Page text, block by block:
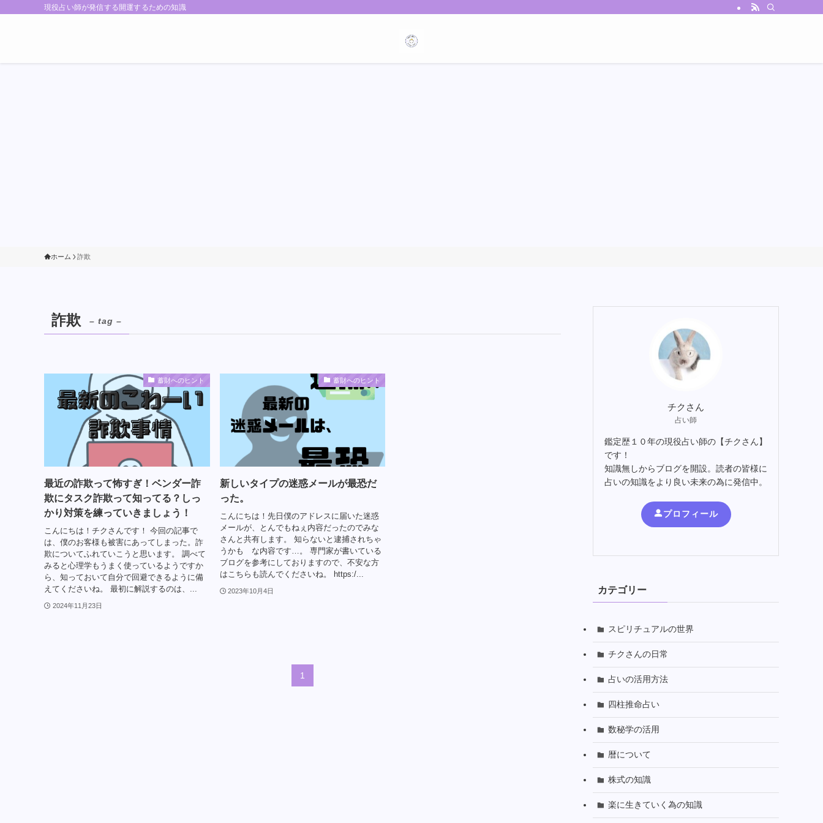
現役占い師が発信する開運するための知識
ホーム 詐欺
詐欺 – tag –
蓄財へのヒント
最近の詐欺って怖すぎ！ベンダー詐
欺にタスク詐欺って知ってる？しっ
かり対策を練っていきましょう！
こんにちは！チクさんです！ 今回の記事で
は、僕のお客様も被害にあってしまった。詐
欺についてふれていこうと思います。 調べて
みると心理学もうまく使っているようですか
ら、知っておいて自分で回避できるように備
えてくださいね。 最初に解説するのは、...
2024年11月23日
蓄財へのヒント
新しいタイプの迷惑メールが最恐だ
った。
こんにちは！先日僕のアドレスに届いた迷惑
メールが、とんでもねぇ内容だったのでみな
さんと共有します。 知らないと逮捕されちゃ
うかも な内容です…。 専門家が書いている
ブログを参考にしておりますので、不安な方
はこちらも読んでくださいね。 https:/...
2023年10月4日
1
チクさん
占い師
鑑定歴１０年の現役占い師の【チクさん】
です！
知識無しからブログを開設。読者の皆様に
占いの知識をより良い未来の為に発信中。
プロフィール
カテゴリー
スピリチュアルの世界
チクさんの日常
占いの活用方法
四柱推命占い
数秘学の活用
暦について
株式の知識
楽に生きていく為の知識